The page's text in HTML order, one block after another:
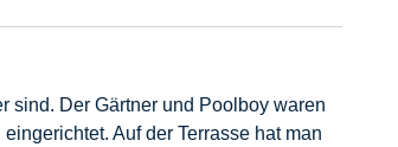
sind. Der Gärtner und Poolboy waren
Auf der Terrasse hat man